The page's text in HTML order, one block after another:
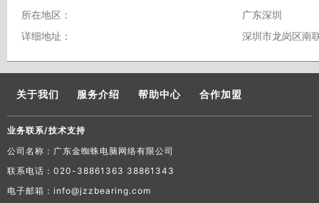
所在地区：
广东深圳
详细地址：
深圳市龙岗区南
关于我们 服务介绍 帮助中心 合作加盟
业务联系/技术支持
公司名称：广东金蜘蛛电脑网络有限公司
联系电话：020-38861363 38861343
电子邮箱：info@jzzbearing.com